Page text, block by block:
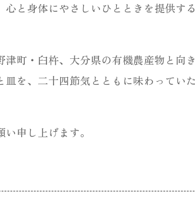
心と身体にやさしいひとときを提供す
津町・臼杵、大分県の有機農産物と向
皿を、二十四節気とともに味わってい
申し上げます。